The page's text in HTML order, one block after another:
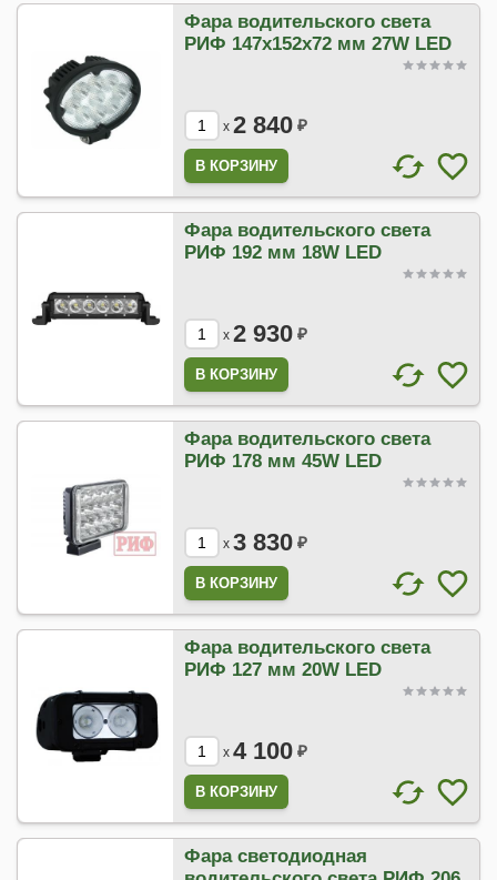
Фара водительского света
РИФ 147х152х72 мм 27W LED
x 2 840 ₽
Фара водительского света
РИФ 192 мм 18W LED
x 2 930 ₽
Фара водительского света
РИФ 178 мм 45W LED
x 3 830 ₽
Фара водительского света
РИФ 127 мм 20W LED
x 4 100 ₽
Фара светодиодная